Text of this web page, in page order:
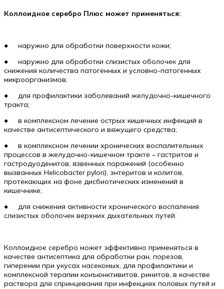
Коллоидное серебро Плюс может применяться:
● наружно для обработки поверхности кожи;
● наружно для обработки слизистых оболочек для
снижения количества патогенных и условно-патогенных
микроорганизмов;
● для профилактики заболеваний желудочно-кишечного
тракта;
● в комплексном лечение острых кишечных инфекций в
качестве антисептического и вяжущего средства;
● в комплексном лечении хронических воспалительных
процессов в желудочно-кишечном тракте – гастритов и
гастродуоденитов, язвенных поражений (особенно
вызванных Helicobacter pylori), энтеритов и колитов,
протекающих на фоне дисбиотических изменений в
кишечнике;
● для снижения активности хронического воспаления
слизистых оболочек верхних дыхательных путей.
Коллоидное серебро может эффективно применяться в
качестве антисептика для обработки ран, порезов,
гиперемии при укусах насекомых, для профилактики и
комплексной терапии конъюнктивитов, ринитов, в качестве
раствора для спринцевания при инфекциях половых путей и